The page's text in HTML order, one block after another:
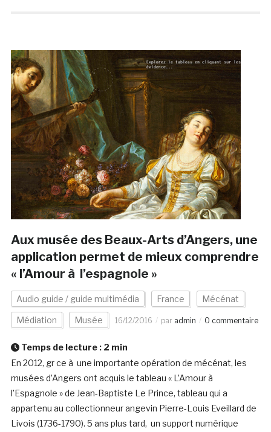
Aux musée des Beaux-Arts d’Angers, une
application permet de mieux comprendre
« l’Amour à l’espagnole »
Audio guide / guide multimédia France Mécénat
Médiation Musée 16/12/2016 par admin 0 commentaire
Temps de lecture : 2 min
En 2012, gr ce à une importante opération de mécénat, les
musées d’Angers ont acquis le tableau « L’Amour à
l’Espagnole » de Jean-Baptiste Le Prince, tableau qui a
appartenu au collectionneur angevin Pierre-Louis Eveillard de
Livois (1736-1790). 5 ans plus tard, un support numérique